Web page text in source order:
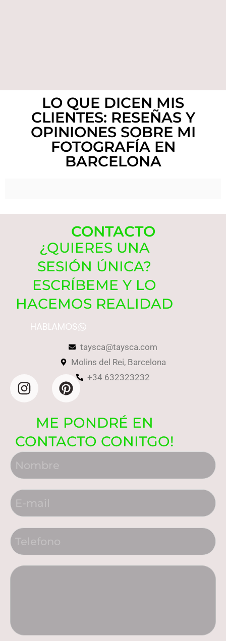
LO QUE DICEN MIS
CLIENTES: RESEÑAS Y
OPINIONES SOBRE MI
FOTOGRAFÍA EN
BARCELONA
CONTACTO
¿QUIERES UNA
SESIÓN ÚNICA?
ESCRÍBEME Y LO
HACEMOS REALIDAD
HABLAMOS
taysca@taysca.com
Molins del Rei, Barcelona
+34 632323232
ME PONDRÉ EN
CONTACTO CONITGO!